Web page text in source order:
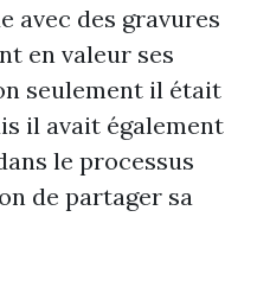
avec des gravures
en valeur ses
seulement il était
il avait également
le processus
de partager sa